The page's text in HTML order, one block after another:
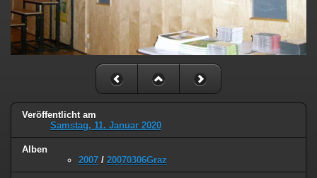
Veröffentlicht am
Samstag, 11. Januar 2020
Alben
2007 / 20070306Graz